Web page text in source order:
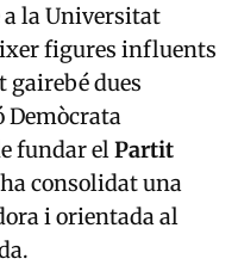
la Universitat
figures influents
gairebé dues
Demòcrata
fundar elPartit
ha consolidat una
i orientada al